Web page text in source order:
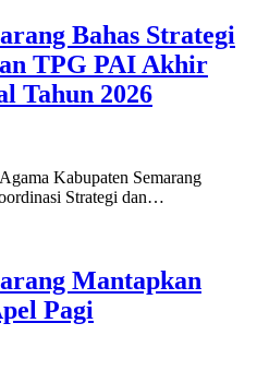
Bahas Strategi
TPG PAI Akhir
Tahun 2026
Kabupaten Semarang
Strategi dan…
Mantapkan
Pagi